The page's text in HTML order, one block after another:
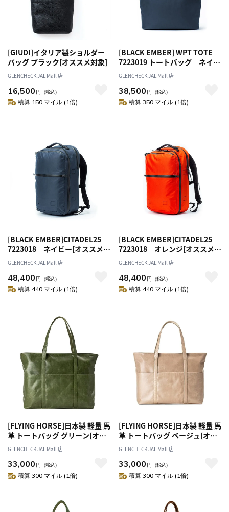
[GIUDI]イタリア製ショルダー
バッグ ブラック[オススメ対象]
GLENCHECK JAL Mall 店
16,500 円 （税込）
積算 150 マイル (1倍)
[BLACK EMBER] WPT TOTE
7223019 トートバッグ ネイビ
ー[オススメ対象]
GLENCHECK JAL Mall 店
38,500 円 （税込）
積算 350 マイル (1倍)
[BLACK EMBER]CITADEL25
7223018 ネイビー[オススメ対
象]
GLENCHECK JAL Mall 店
48,400 円 （税込）
積算 440 マイル (1倍)
[BLACK EMBER]CITADEL25
7223018 オレンジ[オススメ対
象]
GLENCHECK JAL Mall 店
48,400 円 （税込）
積算 440 マイル (1倍)
[FLYING HORSE]日本製 軽量 馬
革 トートバッグ グリーン[オス
スメ対象]
GLENCHECK JAL Mall 店
33,000 円 （税込）
積算 300 マイル (1倍)
[FLYING HORSE]日本製 軽量 馬
革 トートバッグ ベージュ[オス
スメ対象]
GLENCHECK JAL Mall 店
33,000 円 （税込）
積算 300 マイル (1倍)